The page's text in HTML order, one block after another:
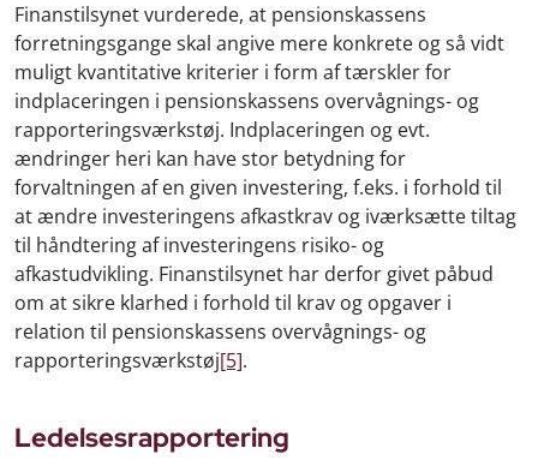
Finanstilsynet vurderede, at pensionskassens
forretningsgange skal angive mere konkrete og så vidt
muligt kvantitative kriterier i form af tærskler for
indplaceringen i pensionskassens overvågnings- og
rapporteringsværkstøj. Indplaceringen og evt.
ændringer heri kan have stor betydning for
forvaltningen af en given investering, f.eks. i forhold til
at ændre investeringens afkastkrav og iværksætte tiltag
til håndtering af investeringens risiko- og
afkastudvikling. Finanstilsynet har derfor givet påbud
om at sikre klarhed i forhold til krav og opgaver i
relation til pensionskassens overvågnings- og
rapporteringsværkstøj[5].
Ledelsesrapportering